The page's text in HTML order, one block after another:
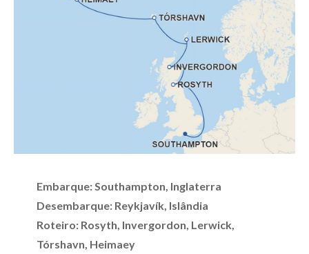
Embarque: Southampton, Inglaterra
Desembarque: Reykjavík, Islândia
Roteiro: Rosyth, Invergordon, Lerwick,
Tórshavn, Heimaey